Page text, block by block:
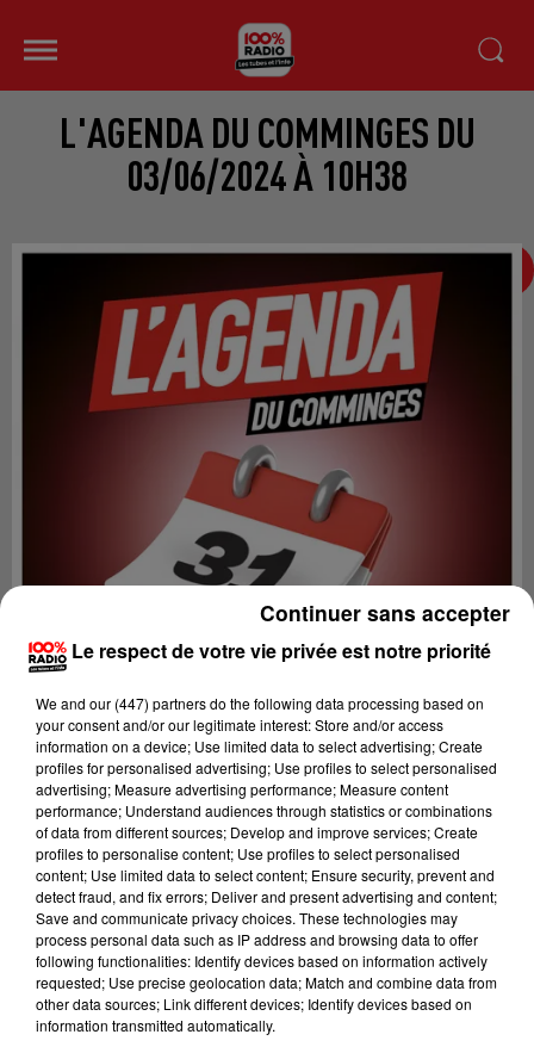
L'AGENDA DU COMMINGES DU
03/06/2024 À 10H38
Lecture (1 min 15 sec)
100%
100% Radio l'agenda du Comminges
Le respect de votre vie privée est notre priorité
We and our (447) partnersdo the following data processing based on
your consent and/or our legitimate interest: Store and/or access
information on a device; Use limited data to select advertising; Create
profiles for personalised advertising; Use profiles to select personalised
advertising; Measure advertising performance; Measure content
performance; Understand audiences through statistics or combinations
of data from different sources; Develop and improve services; Create
profiles to personalise content; Use profiles to select personalised
content; Use limited data to select content; Ensure security, prevent and
detect fraud, and fix errors; Deliver and present advertising and content;
Save and communicate privacy choices. These technologies may
process personal data such as IP address and browsing data to offer
following functionalities: Identify devices based on information actively
requested; Use precise geolocation data; Match and combine data from
other data sources; Link different devices; Identify devices based on
information transmitted automatically.
Continuer sans accepter